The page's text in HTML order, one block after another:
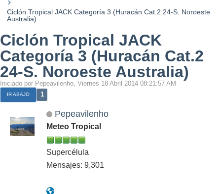
Ciclón Tropical JACK Categoría 3 (Huracán Cat.2 24-S. Noroeste
Australia)
Ciclón Tropical JACK
Categoría 3 (Huracán Cat.2
24-S. Noroeste Australia)
Iniciado por Pepeavilenho, Viernes 18 Abril 2014 08:21:57 AM
IR ABAJO 1
Pepeavilenho
Meteo Tropical
Supercélula
Mensajes: 9,301